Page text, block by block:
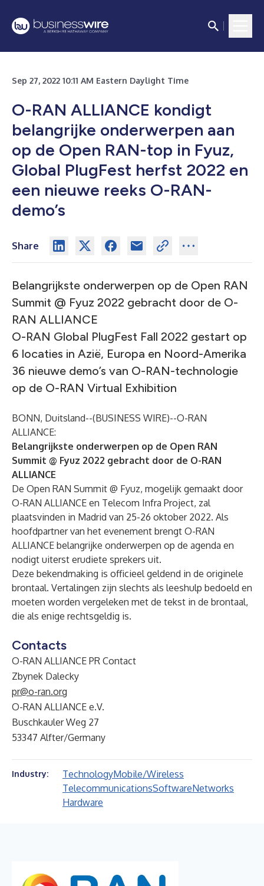
Sep 27, 2022 10:11 AM Eastern Daylight Time
O-RAN ALLIANCE kondigt
belangrijke onderwerpen aan
op de Open RAN-top in Fyuz,
Global PlugFest herfst 2022 en
een nieuwe reeks O-RAN-
demo’s
Share
Belangrijkste onderwerpen op de Open RAN
Summit @ Fyuz 2022 gebracht door de O-
RAN ALLIANCE
O-RAN Global PlugFest Fall 2022 gestart op
6 locaties in Azië, Europa en Noord-Amerika
36 nieuwe demo’s van O-RAN-technologie
op de O-RAN Virtual Exhibition
BONN, Duitsland--(BUSINESS WIRE)--O-RAN
ALLIANCE:
Belangrijkste onderwerpen op de Open RAN
Summit @ Fyuz 2022 gebracht door de O-RAN
ALLIANCE
De Open RAN Summit @ Fyuz, mogelijk gemaakt door
O-RAN ALLIANCE en Telecom Infra Project, zal
plaatsvinden in Madrid van 25-26 oktober 2022. Als
hoofdpartner van het evenement brengt O-RAN
ALLIANCE belangrijke onderwerpen op de agenda en
nodigt uiterst erudiete sprekers uit.
Deze bekendmaking is officieel geldend in de originele
brontaal. Vertalingen zijn slechts als leeshulp bedoeld en
moeten worden vergeleken met de tekst in de brontaal,
die als enige rechtsgeldig is.
Contacts
O-RAN ALLIANCE PR Contact
Zbynek Dalecky
pr@o-ran.org
O-RAN ALLIANCE e.V.
Buschkauler Weg 27
53347 Alfter/Germany
Industry: TechnologyMobile/Wireless
TelecommunicationsSoftwareNetworks
Hardware